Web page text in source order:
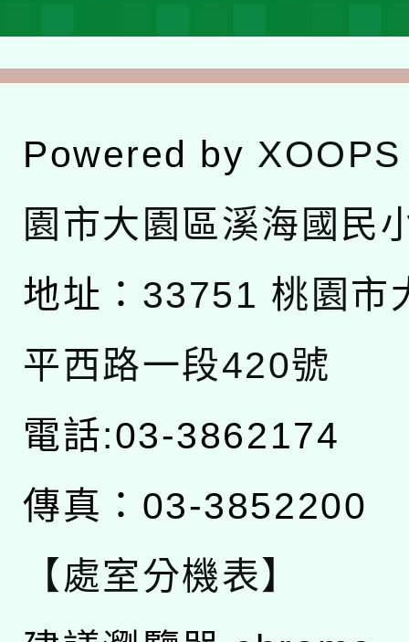
Powered by XOOPS
園市大園區溪海國民
地址： 33751 桃園市
平西路一段420號
電話:03-3862174
傳真：03-3852200
【處室分機表】